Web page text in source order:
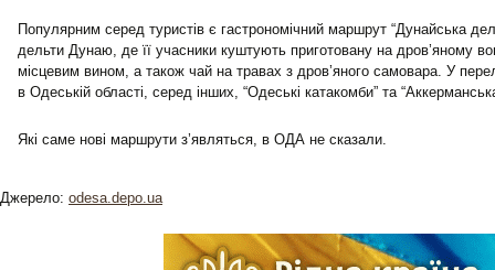
Популярним серед туристів є гастрономічний маршрут “Дунайська
дельти Дунаю, де її учасники куштують приготовану на дров’яному
місцевим вином, а також чай на травах з дров’яного самовара. У
в Одеській області, серед інших, “Одеські катакомби” та
Які саме нові маршрути з’являться, в ОДА не сказали.
Джерело: odesa.depo.ua